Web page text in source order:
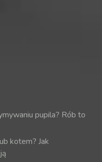
pupila? Rób to
kotem? Jak